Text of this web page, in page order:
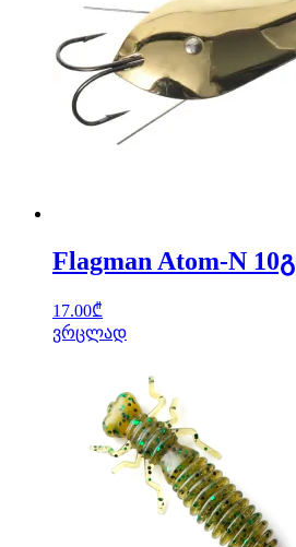
Flagman Atom-N
17.00₾
ვრცლად